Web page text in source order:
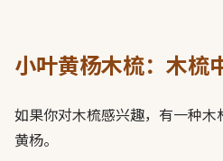
小叶黄杨木梳：木梳
如果你对木梳感兴趣，有一种
黄杨。